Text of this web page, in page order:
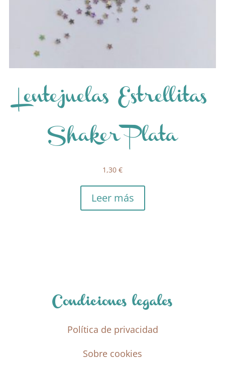
Lentejuelas Estrellitas
Shaker Plata
1,30 €
Leer más
Condiciones legales
Política de privacidad
Sobre cookies